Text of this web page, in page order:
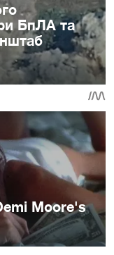
БпЛА та